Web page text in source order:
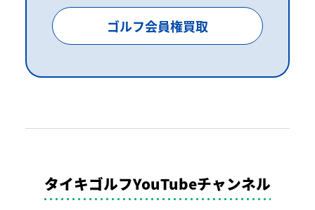
ゴルフ会員権買取
タイキゴルフYouTubeチャンネル